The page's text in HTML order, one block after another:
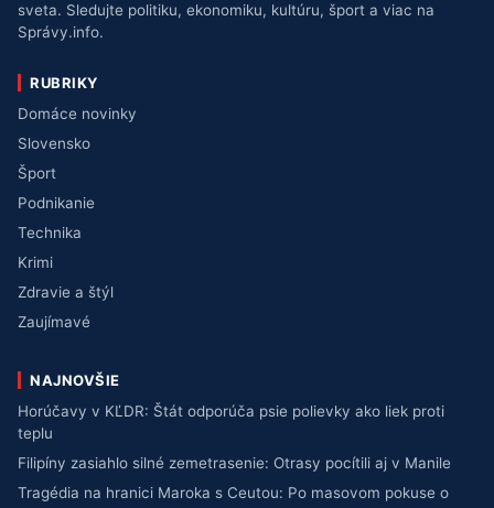
sveta. Sledujte politiku, ekonomiku, kultúru, šport a viac na
Správy.info.
RUBRIKY
Domáce novinky
Slovensko
Šport
Podnikanie
Technika
Krimi
Zdravie a štýl
Zaujímavé
NAJNOVŠIE
Horúčavy v KĽDR: Štát odporúča psie polievky ako liek proti
teplu
Filipíny zasiahlo silné zemetrasenie: Otrasy pocítili aj v Manile
Tragédia na hranici Maroka s Ceutou: Po masovom pokuse o